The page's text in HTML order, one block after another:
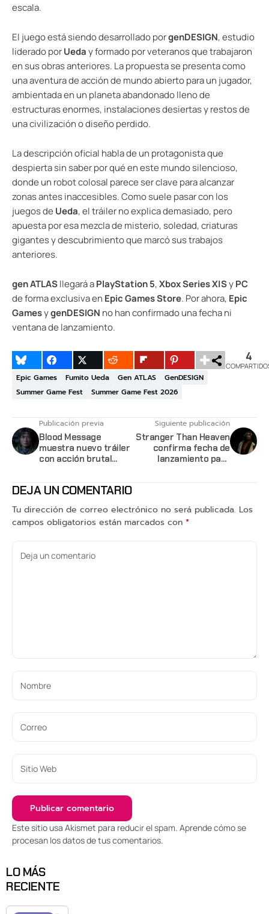
escala.
El juego está siendo desarrollado porgenDESIGN, estudio
liderado porUeday formado por veteranos que trabajaron
en sus obras anteriores. La propuesta se presenta como
una aventura de acción de mundo abierto para un jugador,
ambientada en un planeta abandonado lleno de
estructuras enormes, instalaciones desiertas y restos de
una civilización o diseño perdido.
La descripción oficial habla de un protagonista que
despierta sin saber por qué en este mundo silencioso,
donde un robot colosal parece ser clave para alcanzar
zonas antes inaccesibles. Como suele pasar con los
juegos de Ueda, el tráiler no explica demasiado, pero
apuesta por esa mezcla de misterio, soledad, criaturas
gigantes y descubrimiento que marcó sus trabajos
anteriores.
gen ATLASllegará aPlayStation 5,Xbox Series X|SyPC
de forma exclusiva en Epic Games Store. Por ahora, Epic
GamesygenDESIGN no han confirmado una fecha ni
ventana de lanzamiento.
4
Epic Games Fumito Ueda Gen ATLAS
GenDESIGN
Summer Game Fest
Summer Game Fest 2026
Publicación previa
Blood Message
muestra nuevo tráiler
con acción brutal
Siguiente publicación
Stranger Than Heaven
confirma fecha de
lanzamiento para
DEJA UN COMENTARIO
Tu dirección de correo electrónico no será publicada. Los
campos obligatorios están marcados con *
Este sitio usa Akismet para reducir el spam. Aprende cómo se
procesan los datos de tus comentarios.
LO MÁS
RECIENTE